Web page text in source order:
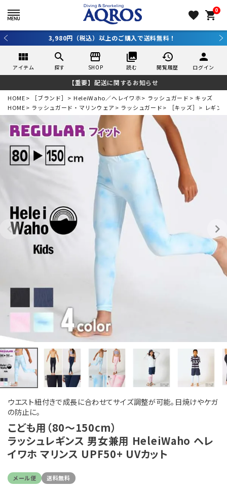
favorite 0
shopping_cart
新規アプリ会員登録で10％OFF！詳しくはコチラ ＞
view_module
アイテム
search
探す
storefront
SHOP
collections
読む
history
閲覧履歴
person
ログイン
【重要】配送に関するお知らせ
HOME ［ブランド］ HeleiWaho／ヘレイワホ ラッシュガード
キッズ
HOME
ラッシュガード・マリンウェア ラッシュガード ［キッズ］ レギン
ウエスト紐付きで成長に合わせてサイズ調整が可能。日焼けやケガ
の防止に。
こども用（80～150cm）
ラッシュレギンス 男女兼用 HeleiWaho ヘレ
イワホ マリンス UPF50+ UVカット
メール便 送料無料